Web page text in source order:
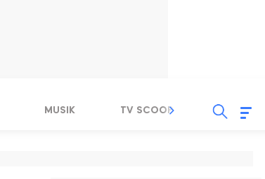
MUSIK TV SCOOP LIRIK